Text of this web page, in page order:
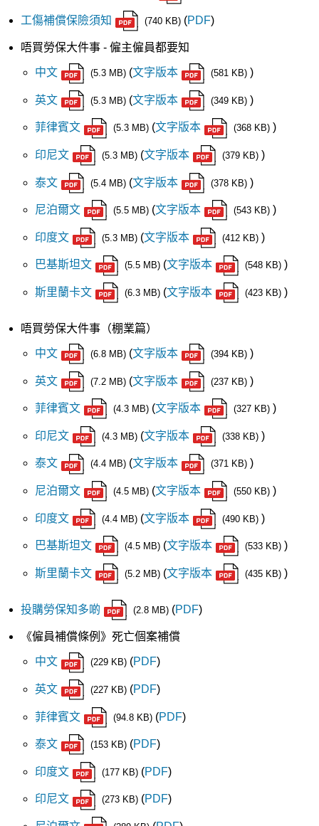
工傷補償保險須知 (740 KB) (PDF)
唔買勞保大件事 - 僱主僱員都要知
中文 (5.3 MB)(文字版本 (581 KB) )
英文 (5.3 MB) (文字版本 (349 KB))
菲律賓文 (5.3 MB) (文字版本 (368 KB) )
印尼文 (5.3 MB) (文字版本 (379 KB) )
泰文 (5.4 MB) (文字版本 (378 KB) )
尼泊爾文 (5.5 MB) (文字版本 (543 KB) )
印度文 (5.3 MB) (文字版本 (412 KB) )
巴基斯坦文 (5.5 MB) (文字版本 (548 KB) )
斯里蘭卡文 (6.3 MB) (文字版本 (423 KB) )
唔買勞保大件事（棚業篇）
中文 (6.8 MB) (文字版本 (394 KB))
英文 (7.2 MB) (文字版本 (237 KB))
菲律賓文 (4.3 MB) (文字版本 (327 KB) )
印尼文 (4.3 MB) (文字版本 (338 KB))
泰文 (4.4 MB) (文字版本 (371 KB))
尼泊爾文 (4.5 MB) (文字版本 (550 KB))
印度文 (4.4 MB) (文字版本 (490 KB) )
巴基斯坦文 (4.5 MB) (文字版本 (533 KB) )
斯里蘭卡文 (5.2 MB) (文字版本 (435 KB) )
投購勞保知多啲 (2.8 MB) (PDF)
《僱員補償條例》死亡個案補償
中文 (229 KB)(PDF)
英文 (227 KB)(PDF)
菲律賓文 (94.8 KB)(PDF)
泰文 (153 KB)(PDF)
印度文 (177 KB)(PDF)
印尼文 (273 KB)(PDF)